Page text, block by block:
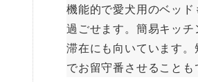
機能的で愛犬用のベッ
過ごせます。簡易キッ
滞在にも向いています
でお留守番させることも